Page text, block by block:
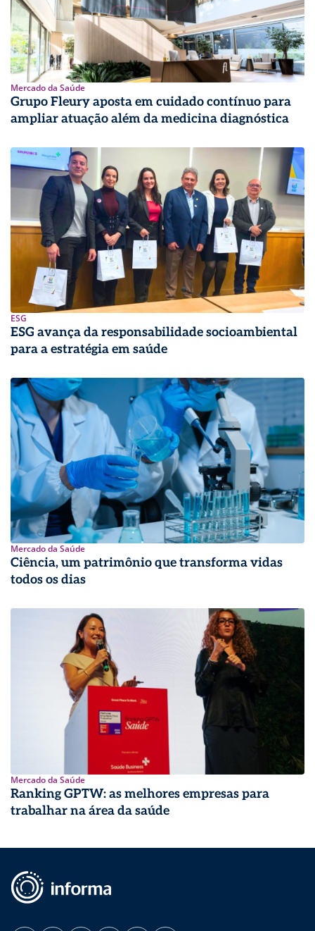
Mercado da Saúde
Grupo Fleury aposta em cuidado contínuo para
ampliar atuação além da medicina diagnóstica
ESG
ESG avança da responsabilidade socioambiental
para a estratégia em saúde
Mercado da Saúde
Ciência, um patrimônio que transforma vidas
todos os dias
Mercado da Saúde
Ranking GPTW: as melhores empresas para
trabalhar na área da saúde